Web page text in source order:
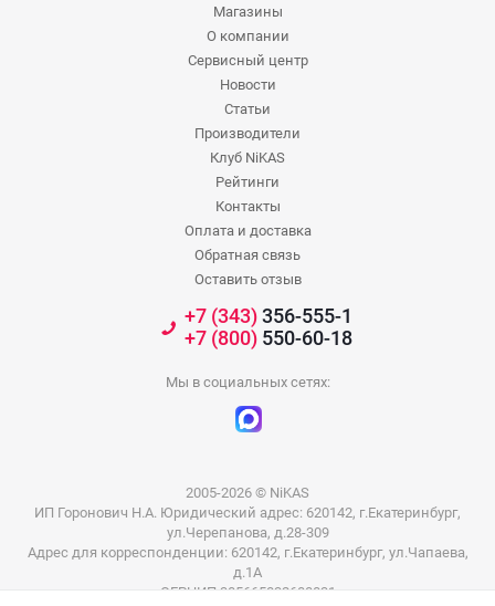
Магазины
О компании
Сервисный центр
Новости
Статьи
Производители
Клуб NiKAS
Рейтинги
Контакты
Оплата и доставка
Обратная связь
Оставить отзыв
+7 (343)356-555-1
+7 (800)550-60-18
Мы в социальных сетях:
2005-2026 © NiKAS
ИП Горонович Н.А. Юридический адрес: 620142, г.Екатеринбург,
ул.Черепанова, д.28-309
Адрес для корреспонденции: 620142, г.Екатеринбург, ул.Чапаева,
д.1А
ОГРНИП 305665832600031